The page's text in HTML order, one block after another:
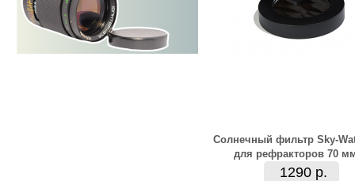
Солнечный фильтр Sky-
для рефракторов 70
1290 р.